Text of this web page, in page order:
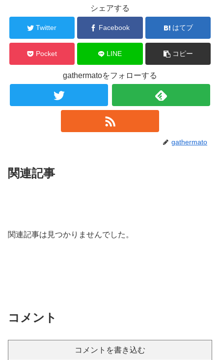
シェアする
Twitter Facebook はてブ
Pocket LINE コピー
gathermatoをフォローする
gathermato
関連記事
関連記事は見つかりませんでした。
コメント
コメントを書き込む